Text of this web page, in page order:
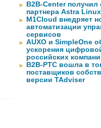
B2B-Center получил
партнера Astra Linux
M1Cloud внедряет
автоматизации
сервисов
AUXO и SimpleOne
ускорения
российских
B2B-РТС вошла в
поставщиков
версии TAdviser